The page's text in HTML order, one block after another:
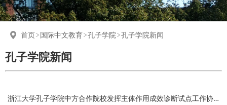
首页 国际中文教育 孔子学院 孔子学院新闻
孔子学院新闻
浙江大学孔子学院中方合作院校发挥主体作用成效诊断试点工作协调会顺利召开